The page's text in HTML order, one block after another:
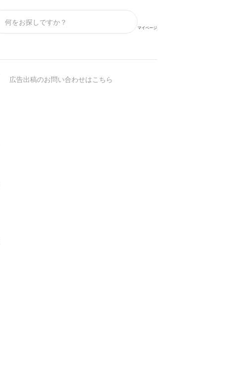
マイページ
広告出稿のお問い合わせはこちら